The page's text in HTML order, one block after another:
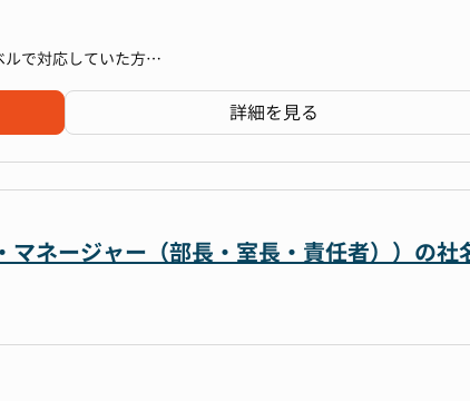
ております。
た専門部署です。財務・IR・PR業務を一元化し、戦略的な意思
されました。これにより、資本市場との連携を強化し、企業価
企業でのIRや東証一部上場企業の取締役CFOとしての実績を持つ
ーダーシップのもと、財務IR部は設立からわずか3年間で時価総
してきました。
の作成補助
度化
りを一緒に行っていただく
っていただく
ルで対応していた方
先順位を自律的に判断し、迅速に業務を完遂できる能力
詳細を見る
ネージャー（部長・室長・責任者））の社